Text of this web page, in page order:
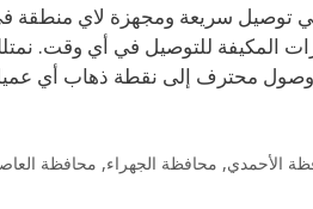
تاكسي توصيل سريعة ومجهزة لاي
المكيفة للتوصيل في أي وقت.
ووصول محترف إلى نقطة ذهاب أي
الأحمدي, محافظة الجهراء, محافظة